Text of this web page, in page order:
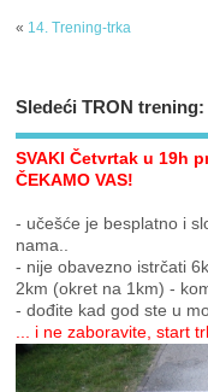
« 14. Trening-trka
Sledeći TRON trening:
SVAKI Četvrtak u 19h
ČEKAMO VAS!
- učešće je besplatno i
nama..
- nije obavezno istrčati
2km (okret na 1km) -
- dođite kad god ste u
... i ne zaboravite, start